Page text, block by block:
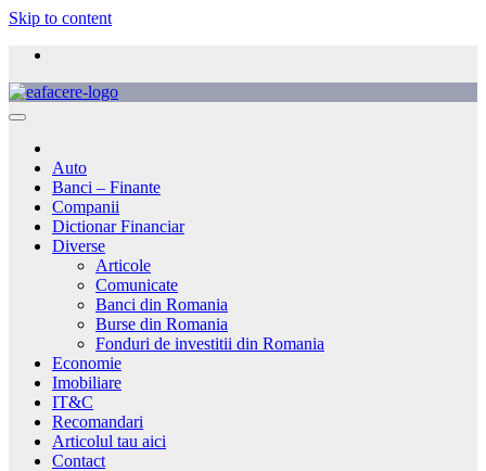
Skip to content
Auto
Banci – Finante
Companii
Dictionar Financiar
Diverse
Articole
Comunicate
Banci din Romania
Burse din Romania
Fonduri de investitii din Romania
Economie
Imobiliare
IT&C
Recomandari
Articolul tau aici
Contact